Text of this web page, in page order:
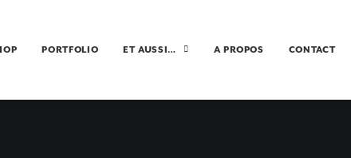
PORTFOLIO ET AUSSI… A PROPOS CONTACT